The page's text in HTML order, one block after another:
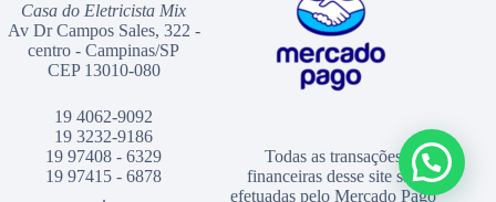
Casa do Eletricista Mix
Av Dr Campos Sales, 322 -
centro - Campinas/SP
CEP 13010-080
19 4062-9092
19 3232-9186
19 97408 - 6329
19 97415 - 6878
.
Todas as transações
financeiras desse site são
efetuadas pelo Mercado Pago